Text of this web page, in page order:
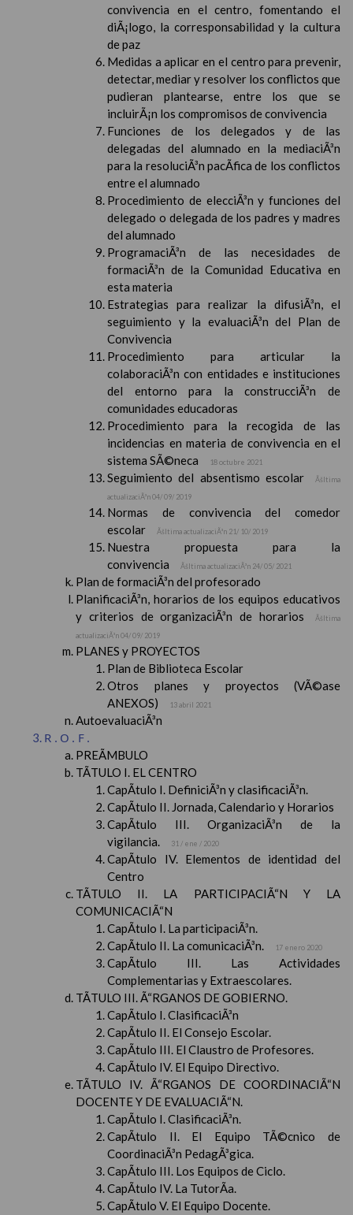
convivencia en el centro, fomentando el
diÃ¡logo, la corresponsabilidad y la cultura
de paz
Medidas a aplicar en el centro para prevenir,
detectar, mediar y resolver los conflictos que
pudieran plantearse, entre los que se
incluirÃ¡n los compromisos de convivencia
Funciones de los delegados y de las
delegadas del alumnado en la mediaciÃ³n
para la resoluciÃ³n pacÃ­fica de los conflictos
entre el alumnado
Procedimiento de elecciÃ³n y funciones del
delegado o delegada de los padres y madres
del alumnado
ProgramaciÃ³n de las necesidades de
formaciÃ³n de la Comunidad Educativa en
esta materia
Estrategias para realizar la difusiÃ³n, el
seguimiento y la evaluaciÃ³n del Plan de
Convivencia
Procedimiento para articular la
colaboraciÃ³n con entidades e instituciones
del entorno para la construcciÃ³n de
comunidades educadoras
Procedimiento para la recogida de las
incidencias en materia de convivencia en el
sistema SÃ©neca
18 octubre 2021
Seguimiento del absentismo escolar
Ãšltima
actualizaciÃ³n 04/ 09/ 2019
Normas de convivencia del comedor
escolar
Ãšltima actualizaciÃ³n 21/ 10/ 2019
Nuestra propuesta para la
convivencia
Ãšltima actualizaciÃ³n 24/ 05/ 2021
Plan de formaciÃ³n del profesorado
PlanificaciÃ³n, horarios de los equipos educativos
y criterios de organizaciÃ³n de horarios
Ãšltima
actualizaciÃ³n 04/ 09/ 2019
PLANES y PROYECTOS
Plan de Biblioteca Escolar
Otros planes y proyectos (VÃ©ase
ANEXOS)
13 abril 2021
AutoevaluaciÃ³n
R.O.F.
PREÃMBULO
TÃTULO I. EL CENTRO
CapÃ­tulo I. DefiniciÃ³n y clasificaciÃ³n.
CapÃ­tulo II. Jornada, Calendario y Horarios
CapÃ­tulo III. OrganizaciÃ³n de la
vigilancia.
31 / ene / 2020
CapÃ­tulo IV. Elementos de identidad del
Centro
TÃTULO II. LA PARTICIPACIÃ“N Y LA
COMUNICACIÃ“N
CapÃ­tulo I. La participaciÃ³n.
CapÃ­tulo II. La comunicaciÃ³n.
17 enero 2020
CapÃ­tulo III. Las Actividades
Complementarias y Extraescolares.
TÃTULO III. Ã“RGANOS DE GOBIERNO.
CapÃ­tulo I. ClasificaciÃ³n
CapÃ­tulo II. El Consejo Escolar.
CapÃ­tulo III. El Claustro de Profesores.
CapÃ­tulo IV. El Equipo Directivo.
TÃTULO IV. Ã“RGANOS DE COORDINACIÃ“N
DOCENTE Y DE EVALUACIÃ“N.
CapÃ­tulo I. ClasificaciÃ³n.
CapÃ­tulo II. El Equipo TÃ©cnico de
CoordinaciÃ³n PedagÃ³gica.
CapÃ­tulo III. Los Equipos de Ciclo.
CapÃ­tulo IV. La TutorÃ­a.
CapÃ­tulo V. El Equipo Docente.